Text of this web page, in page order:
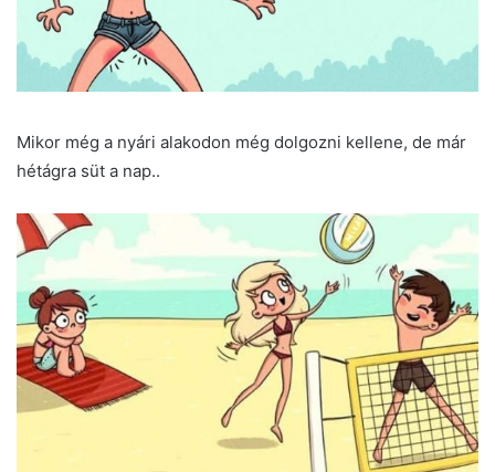
Mikor még a nyári alakodon még dolgozni kellene, de már
hétágra süt a nap..